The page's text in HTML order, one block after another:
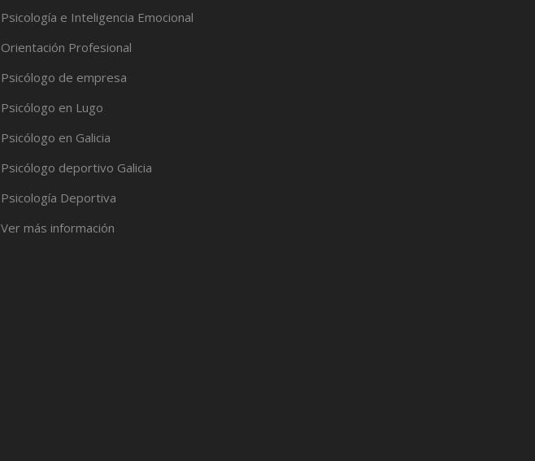
Psicología e Inteligencia Emocional
Orientación Profesional
Psicólogo de empresa
Psicólogo en Lugo
Psicólogo en Galicia
Psicólogo deportivo Galicia
Psicología Deportiva
Ver más información